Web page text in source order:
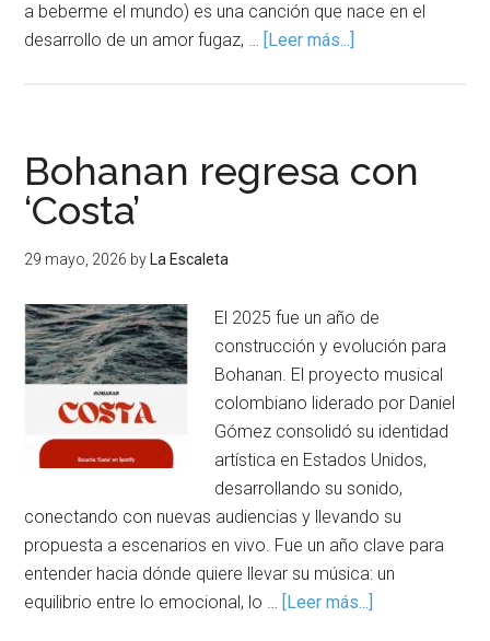
a beberme el mundo) es una canción que nace en el
desarrollo de un amor fugaz, … [Leer más...]
Bohanan regresa con
‘Costa’
29 mayo, 2026 by La Escaleta
El 2025 fue un año de
construcción y evolución para
Bohanan. El proyecto musical
colombiano liderado por Daniel
Gómez consolidó su identidad
artística en Estados Unidos,
desarrollando su sonido,
conectando con nuevas audiencias y llevando su
propuesta a escenarios en vivo. Fue un año clave para
entender hacia dónde quiere llevar su música: un
equilibrio entre lo emocional, lo … [Leer más...]